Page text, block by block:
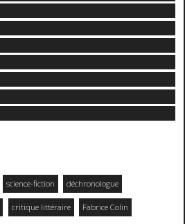
science-fiction déchronologue
critique littéraire Fabrice Colin